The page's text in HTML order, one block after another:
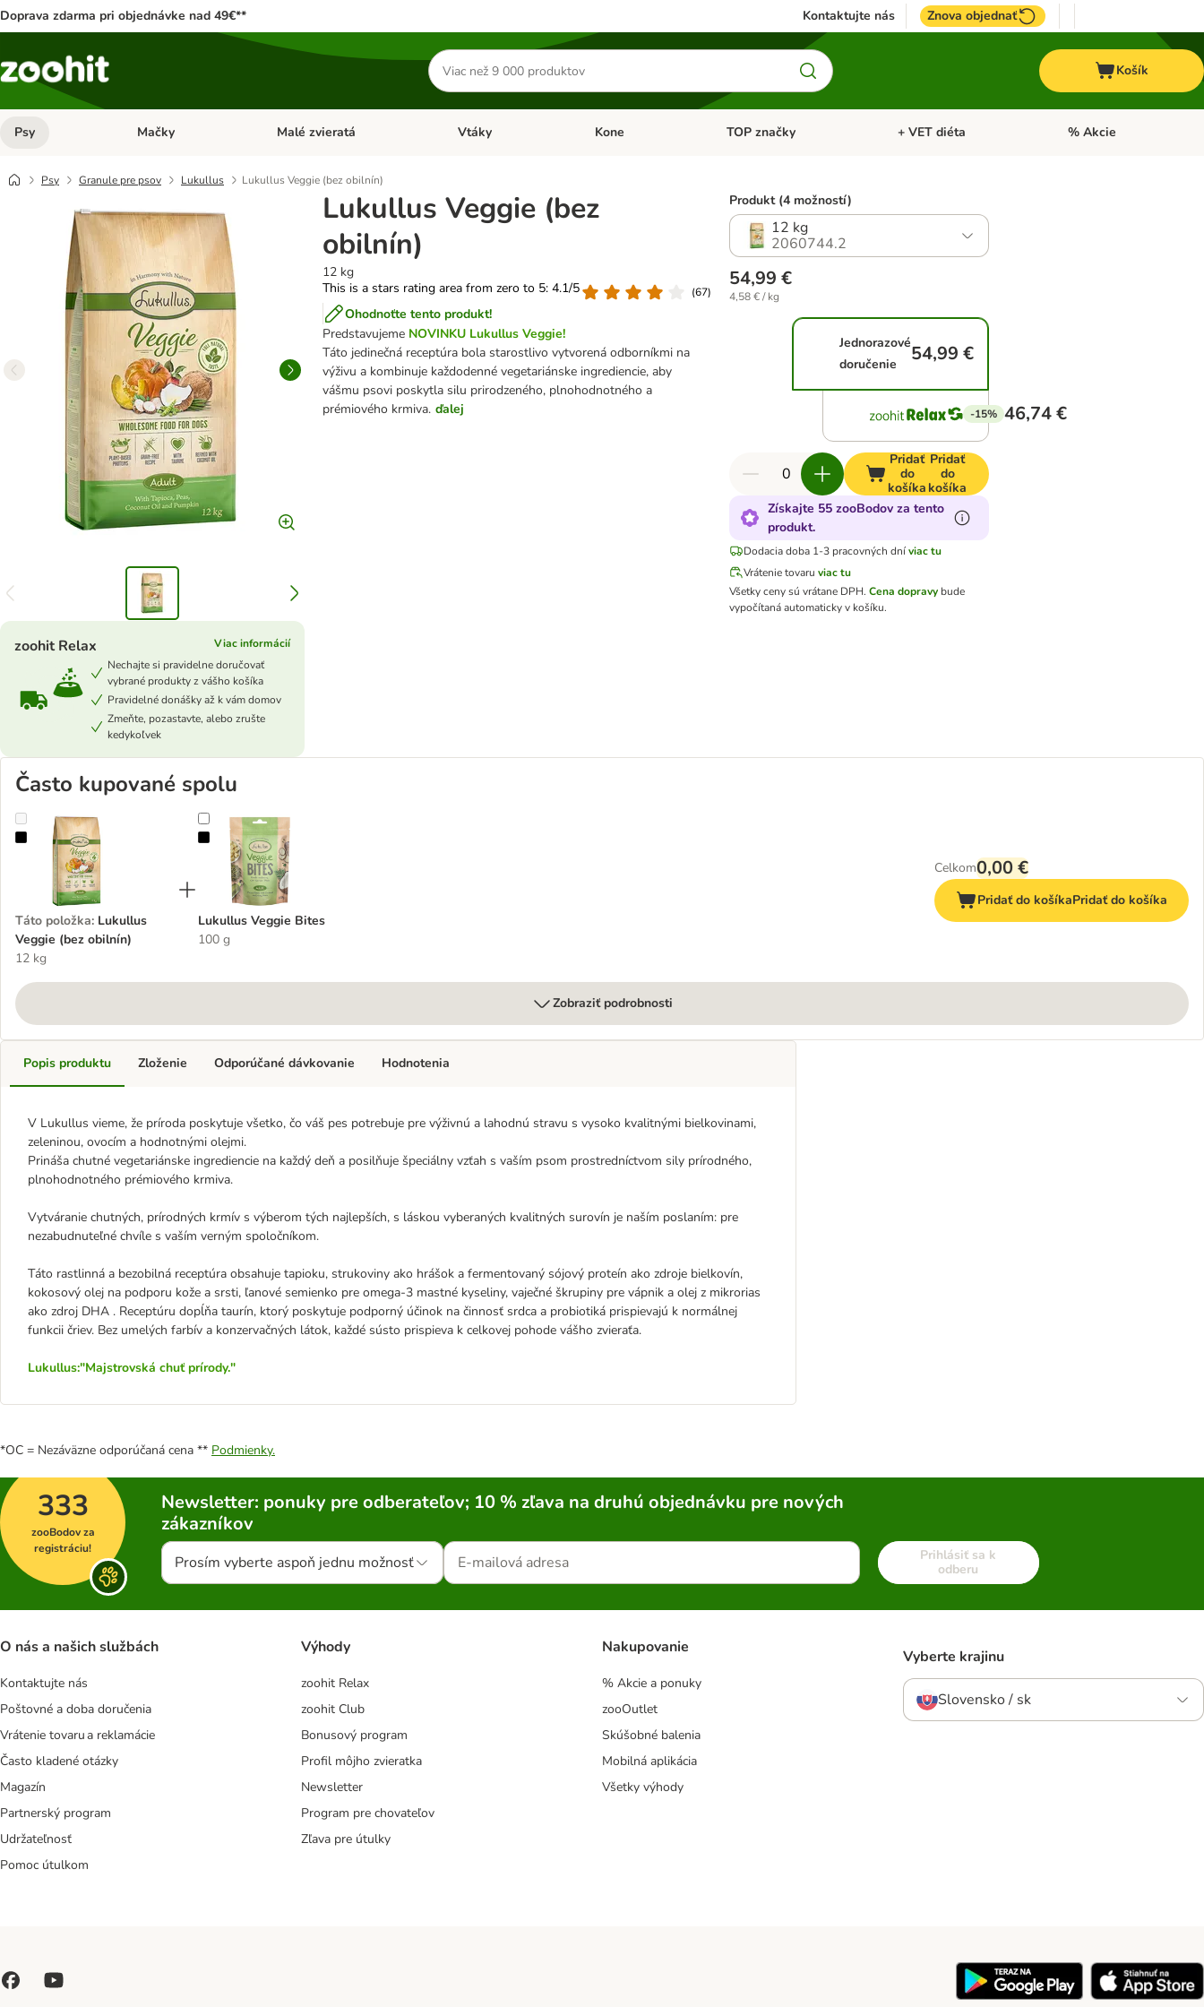
Doprava zdarma pri objednávke nad 49€** Kontaktujte nás Znova objednať
Hľadať
produkty
Košík
Psy Otvoriť menu: Psy
Mačky Otvoriť menu: Mačky
Malé zvieratá Otvoriť menu: Malé zvieratá
Vtáky Otvoriť menu: Vtáky
Kone Otvoriť menu: Kone
TOP značky Otvoriť menu: TOP značky
+ VET diéta Otvoriť menu: + VET diéta
% Akcie
Psy Granule pre psov Lukullus Lukullus Veggie (bez obilnín)
Lukullus Veggie (bez
obilnín)
12 kg
This is a stars rating area from zero to 5: 4.1/5
(67)
Ohodnoťte tento produkt!
Predstavujeme NOVINKU Lukullus Veggie!
Táto jedinečná receptúra ​​bola starostlivo vytvorená odborníkmi na
výživu a kombinuje každodenné vegetariánske ingrediencie, aby
vášmu psovi poskytla silu prirodzeného, ​​plnohodnotného a
prémiového krmiva. ďalej
zoohit Relax
Viac informácií
Nechajte si pravidelne doručovať
vybrané produkty z vášho košíka
Pravidelné donášky až k vám domov
Zmeňte, pozastavte, alebo zrušte
kedykoľvek
Produkt (4 možností)
12 kg
2060744.2
54,99 €
4,58 € / kg
Jednorazové
doručenie
54,99 €
-15% 46,74 €
Pridať
do
košíka
Pridať
do
košíka
Získajte 55 zooBodov za tento
produkt.
Dodacia doba 1-3 pracovných dníviac tu
Vrátenie tovaru viac tu
Všetky ceny sú vrátane DPH. Cena dopravy bude
vypočítaná automaticky v košíku.
Často kupované spolu
Lukullus Veggie (bez obilnín)
Táto položka: Lukullus
Veggie (bez obilnín)
12 kg
Lukullus Veggie Bites
Lukullus Veggie Bites
100 g
Celkom0,00 €
Pridať do košíkaPridať do košíka
Zobraziť podrobnosti
Popis produktu
V Lukullus vieme, že príroda poskytuje všetko, čo váš pes potrebuje pre výživnú a lahodnú stravu s vysoko kvalitnými bielkovinami,
zeleninou, ovocím a hodnotnými olejmi.
Prináša chutné vegetariánske ingrediencie na každý deň a posilňuje špeciálny vzťah s vaším psom prostredníctvom sily prírodného, ​​
plnohodnotného prémiového krmiva.
Vytváranie chutných, prírodných krmív s výberom tých najlepších, s láskou vyberaných kvalitných surovín je naším poslaním: pre
nezabudnuteľné chvíle s vaším verným spoločníkom.
Táto rastlinná a bezobilná receptúra ​​obsahuje tapioku, strukoviny ako hrášok a fermentovaný sójový proteín ako zdroje bielkovín,
kokosový olej na podporu kože a srsti, ľanové semienko pre omega-3 mastné kyseliny, vaječné škrupiny pre vápnik a olej z mikrorias
ako zdroj DHA . Receptúru dopĺňa taurín, ktorý poskytuje podporný účinok na činnosť srdca a probiotiká prispievajú k normálnej
funkcii čriev. Bez umelých farbív a konzervačných látok, každé sústo prispieva k celkovej pohode vášho zvieraťa.
Lukullus:"Majstrovská chuť prírody."
Zloženie Odporúčané dávkovanie Hodnotenia
*OC = Nezáväzne odporúčaná cena ** Podmienky.
333
zooBodov za
registráciu!
Newsletter: ponuky pre odberateľov; 10 % zľava na druhú objednávku pre nových
zákazníkov
Prosím vyberte aspoň jednu možnosť
Prihlásiť sa k
odberu
O nás a našich službách
Kontaktujte nás
Poštovné a doba doručenia
Vrátenie tovaru a reklamácie
Často kladené otázky
Magazín
Partnerský program
Udržateľnosť
Pomoc útulkom
Výhody
zoohit Relax
zoohit Club
Bonusový program
Profil môjho zvieratka
Newsletter
Program pre chovateľov
Zľava pre útulky
Nakupovanie
% Akcie a ponuky
zooOutlet
Skúšobné balenia
Mobilná aplikácia
Všetky výhody
Vyberte krajinu
Slovensko / sk